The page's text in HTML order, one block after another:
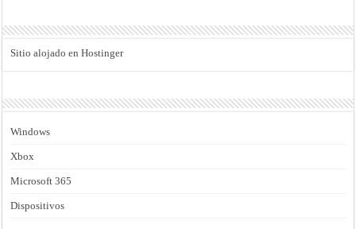
Sitio alojado en Hostinger
Windows
Xbox
Microsoft 365
Dispositivos